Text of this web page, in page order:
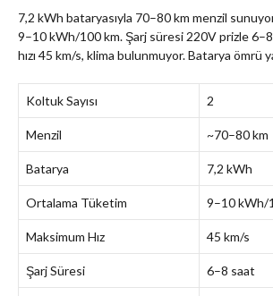
7,2 kWh bataryasıyla 70–80 km menzil
9–10 kWh/100 km. Şarj süresi 220V prizle
hızı 45 km/s, klima bulunmuyor. Batarya ömrü
Koltuk Sayısı 2
Menzil ~70–80 km
Batarya 7,2 kWh
Ortalama Tüketim 9–10 kWh/
Maksimum Hız 45 km/s
Şarj Süresi 6–8 saat